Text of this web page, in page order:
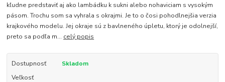
kľudne predstaviť aj ako lambádku k sukni alebo nohaviciam s vysokým
pásom. Trochu som sa vyhrala s okrajmi. Je to o čosi pohodlnejšia verzia
krajkového modelu. Jej okraje sú z bavlneného úpletu, ktorý je odolnejší,
preto sa podľa m... celý popis
Dostupnosť
Skladom
Veľkosť